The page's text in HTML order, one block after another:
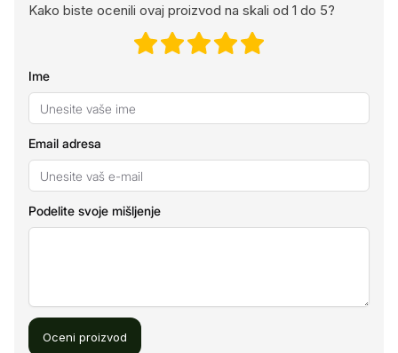
Kako biste ocenili ovaj proizvod na skali od 1 do 5?
Ime
Email adresa
Podelite svoje mišljenje
Oceni proizvod